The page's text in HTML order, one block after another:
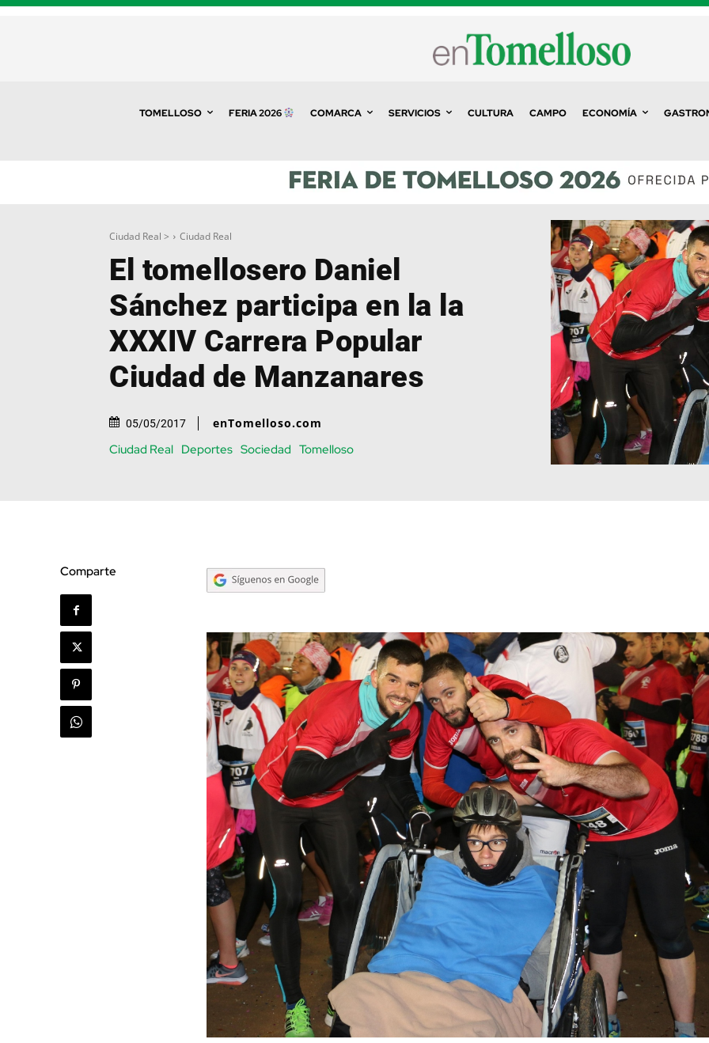
TOMELLOSO FERIA 2026 COMARCA SERVICIOS CULTURA CAMPO ECONOMÍA
Ciudad Real > Ciudad Real
El tomellosero Daniel
Sánchez participa en la la
XXXIV Carrera Popular
Ciudad de Manzanares
05/05/2017 enTomelloso.com
Ciudad Real Deportes Sociedad Tomelloso
Comparte